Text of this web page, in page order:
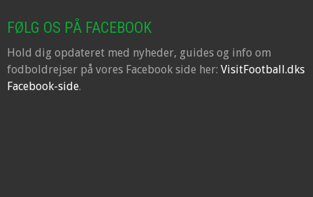
FØLG OS PÅ FACEBOOK
Hold dig opdateret med nyheder, guides og info om
fodboldrejser på vores Facebook side her: VisitFootball.dks
Facebook-side.